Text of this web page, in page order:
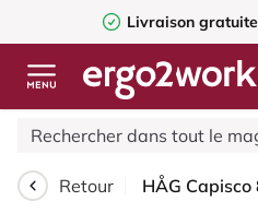
Livraison gratuite
Retour